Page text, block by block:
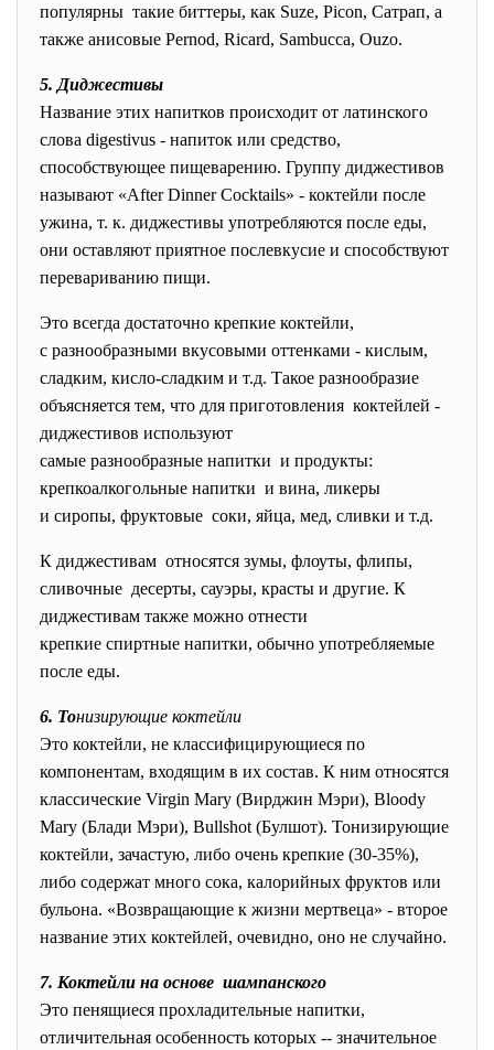
популярны такие биттеры, как Suze, Picon, Сатрап, а
также анисовые Pernod, Ricard, Sambucca, Ouzo.
5. Диджестивы
Название этих напитков происходит от латинского
слова digestivus - напиток или средство,
способствующее пищеварению. Группу диджестивов
называют «After Dinner Cocktails» - коктейли после
ужина, т. к. диджестивы употребляются после еды,
они оставляют приятное послевкусие и способствуют
перевариванию пищи.
Это всегда достаточно крепкие коктейли,
с разнообразными вкусовыми оттенками - кислым,
сладким, кисло-сладким и т.д. Такое разнообразие
объясняется тем, что для приготовления коктейлей -
диджестивов используют
самые разнообразные напитки и продукты:
крепкоалкогольные напитки и вина, ликеры
и сиропы, фруктовые соки, яйца, мед, сливки и т.д.
К диджестивам относятся зумы, флоуты, флипы,
сливочные десерты, сауэры, красты и другие. К
диджестивам также можно отнести
крепкие спиртные напитки, обычно употребляемые
после еды.
6. Тонизирующие коктейли
Это коктейли, не классифицирующиеся по
компонентам, входящим в их состав. К ним относятся
классические Virgin Mary (Вирджин Мэри), Bloody
Mary (Блади Мэри), Bullshot (Булшот). Тонизирующие
коктейли, зачастую, либо очень крепкие (30-35%),
либо содержат много сока, калорийных фруктов или
бульона. «Возвращающие к жизни мертвеца» - второе
название этих коктейлей, очевидно, оно не случайно.
7. Коктейли на основе шампанского
Это пенящиеся прохладительные напитки,
отличительная особенность которых -- значительное